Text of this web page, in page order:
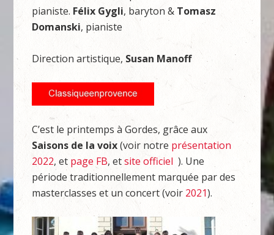
pianiste. Félix Gygli, baryton & Tomasz
Domanski, pianiste
Direction artistique, Susan Manoff
C’est le printemps à Gordes, grâce aux
Saisons de la voix(voir notre présentation
2022, et page FB, etsite officiel ). Une
période traditionnellement marquée par des
masterclasses et un concert (voir 2021).